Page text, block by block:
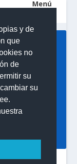
y de
que
no
de
su
su
Bravo
,SEPIE